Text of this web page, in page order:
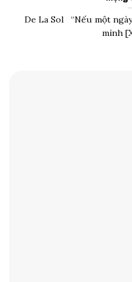
De La Sol “Nếu một
mình